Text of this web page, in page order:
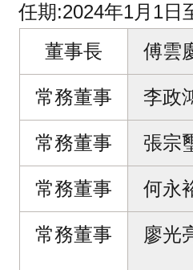
任期:2024年1月1日
董事長
傅雲
常務董事 李政
常務董事 張宗
常務董事 何永
常務董事 廖光